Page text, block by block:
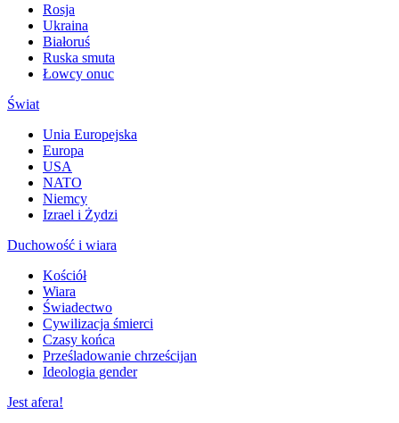
Rosja
Ukraina
Białoruś
Ruska smuta
Łowcy onuc
Świat
Unia Europejska
Europa
USA
NATO
Niemcy
Izrael i Żydzi
Duchowość i wiara
Kościół
Wiara
Świadectwo
Cywilizacja śmierci
Czasy końca
Prześladowanie chrześcijan
Ideologia gender
Jest afera!